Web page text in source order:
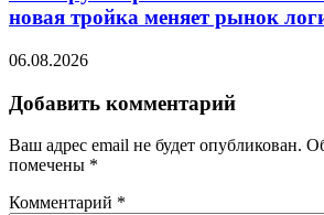
новая тройка меняет рынок
06.08.2026
Добавить комментарий
Ваш адрес email не будет опубликован.
помечены *
Комментарий *